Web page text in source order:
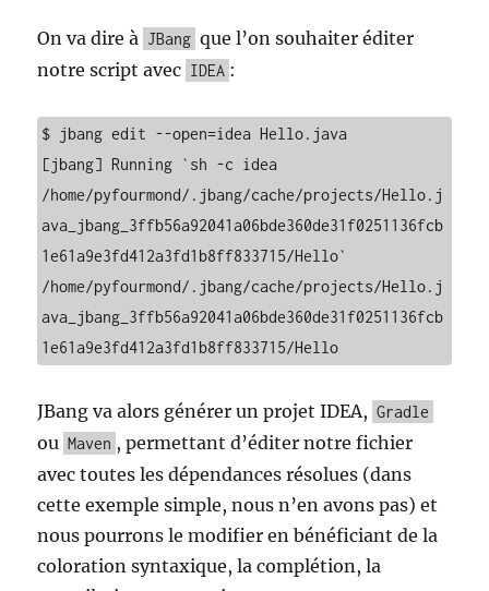
On va dire à JBang que l’on souhaiter éditer
notre script avec IDEA :
$ jbang edit --open=idea Hello.java
[jbang] Running `sh -c idea
/home/pyfourmond/.jbang/cache/projects/Hello.j
ava_jbang_3ffb56a92041a06bde360de31f0251136fcb
1e61a9e3fd412a3fd1b8ff833715/Hello`
/home/pyfourmond/.jbang/cache/projects/Hello.j
ava_jbang_3ffb56a92041a06bde360de31f0251136fcb
1e61a9e3fd412a3fd1b8ff833715/Hello
JBang va alors générer un projet IDEA, Gradle
ou Maven , permettant d’éditer notre fichier
avec toutes les dépendances résolues (dans
cette exemple simple, nous n’en avons pas) et
nous pourrons le modifier en bénéficiant de la
coloration syntaxique, la complétion, la